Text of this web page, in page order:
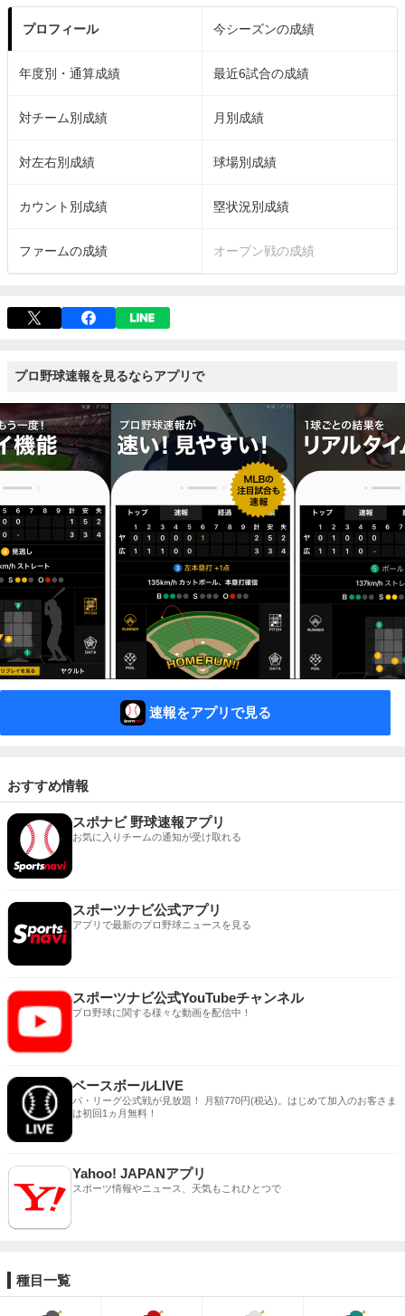
プロフィール 今シーズンの成績
年度別・通算成績 最近6試合の成績
対チーム別成績 月別成績
対左右別成績 球場別成績
カウント別成績 塁状況別成績
ファームの成績 オープン戦の成績
プロ野球速報を見るならアプリで
速報をアプリで見る
おすすめ情報
スポナビ 野球速報アプリ
お気に入りチームの通知が受け取れる
スポーツナビ公式アプリ
アプリで最新のプロ野球ニュースを見る
スポーツナビ公式YouTubeチャンネル
プロ野球に関する様々な動画を配信中！
ベースボールLIVE
パ・リーグ公式戦が見放題！ 月額770円(税込)。はじめて加入のお客さま
は初回1ヵ月無料！
Yahoo! JAPANアプリ
スポーツ情報やニュース、天気もこれひとつで
種目一覧